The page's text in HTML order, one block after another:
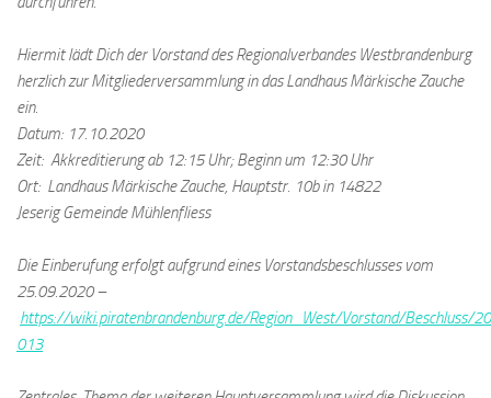
Hiermit lädt Dich der Vorstand des Regionalverbandes Westbrandenburg
herzlich zur Mitgliederversammlung in das Landhaus Märkische Zauche
ein.
Datum: 17.10.2020
Zeit: Akkreditierung ab 12:15 Uhr; Beginn um 12:30 Uhr
Ort: Landhaus Märkische Zauche, Hauptstr. 10b in 14822
Jeserig Gemeinde Mühlenfliess
Die Einberufung erfolgt aufgrund eines Vorstandsbeschlusses vom
25.09.2020 –
https://wiki.piratenbrandenburg.de/Region_West/Vorstand/Beschluss/
013